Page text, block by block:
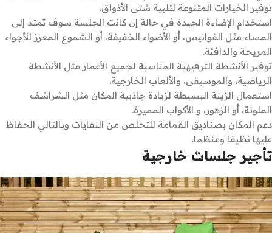
توفير الخيارات المتنوعة لتلبية شتى الأذواق.
استخدام الإضاءة الجيدة في حالة إن كانت الجلسة سوف تمتد إلى
المساء مثل الفوانيس، أو الأضواء الخفيفة، أو الشموع المعزز للأجواء
المريحة والدافئة.
توفير الأنشطة الترفيهية المناسبة لجميع الأعمار مثل الأنشطة
الرياضية، والموسيقى، والألعاب الخارجية.
استعمال الزينة البسيطة لزيادة جاذبية المكان مثل الشراشف
الملونة، أو الزهور، و الأكواب المميزة.
دعم المكان بصناديق القمامة للتخلص من النفايات وبالتالي الحفاظ
عليها نظيفا ومنظما.
تأجير جلسات خارجية